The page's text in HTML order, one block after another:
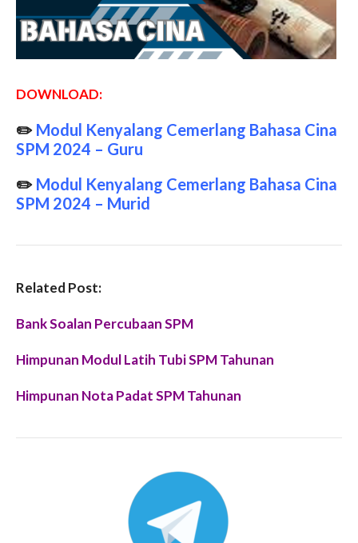
DOWNLOAD:
✏️ Modul Kenyalang Cemerlang Bahasa Cina
SPM 2024 – Guru
✏️ Modul Kenyalang Cemerlang Bahasa Cina
SPM 2024 – Murid
Related Post:
Bank Soalan Percubaan SPM
Himpunan Modul Latih Tubi SPM Tahunan
Himpunan Nota Padat SPM Tahunan